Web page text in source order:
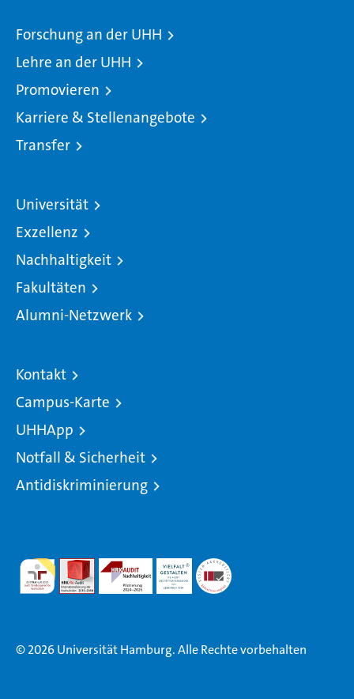
Forschung an der UHH
Lehre an der UHH
Promovieren
Karriere & Stellenangebote
Transfer
Universität
Exzellenz
Nachhaltigkeit
Fakultäten
Alumni-Netzwerk
Kontakt
Campus-Karte
UHHApp
Notfall & Sicherheit
Antidiskriminierung
© 2026 Universität Hamburg. Alle Rechte vorbehalten